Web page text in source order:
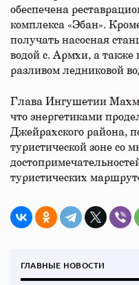
обеспечена
комплекса «Эбан».
получать насосная
водой с. Армхи, а
разливом ледниковой
Глава Ингушетии
что энергетиками
Джейрахского района,
туристической зоне со
туристических
ГЛАВНЫЕ НОВОСТИ